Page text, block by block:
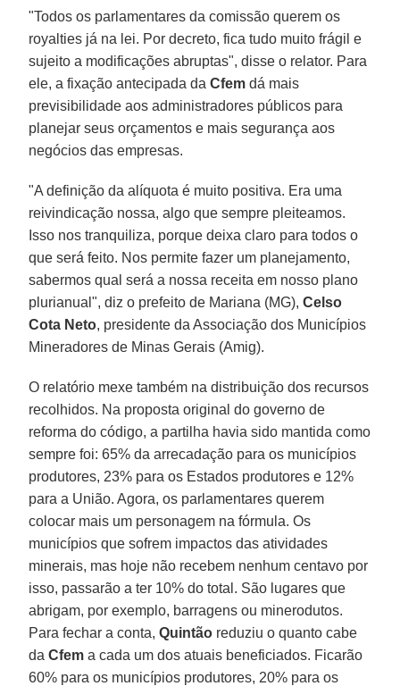
"Todos os parlamentares da comissão querem os
royalties já na lei. Por decreto, fica tudo muito frágil e
sujeito a modificações abruptas", disse o relator. Para
ele, a fixação antecipada daCfem dá mais
previsibilidade aos administradores públicos para
planejar seus orçamentos e mais segurança aos
negócios das empresas.
"A definição da alíquota é muito positiva. Era uma
reivindicação nossa, algo que sempre pleiteamos.
Isso nos tranquiliza, porque deixa claro para todos o
que será feito. Nos permite fazer um planejamento,
sabermos qual será a nossa receita em nosso plano
plurianual", diz o prefeito de Mariana (MG),Celso
Cota Neto, presidente da Associação dos Municípios
Mineradores de Minas Gerais (Amig).
O relatório mexe também na distribuição dos recursos
recolhidos. Na proposta original do governo de
reforma do código, a partilha havia sido mantida como
sempre foi: 65% da arrecadação para os municípios
produtores, 23% para os Estados produtores e 12%
para a União. Agora, os parlamentares querem
colocar mais um personagem na fórmula. Os
municípios que sofrem impactos das atividades
minerais, mas hoje não recebem nenhum centavo por
isso, passarão a ter 10% do total. São lugares que
abrigam, por exemplo, barragens ou minerodutos.
Para fechar a conta,Quintão reduziu o quanto cabe
daCfem a cada um dos atuais beneficiados. Ficarão
60% para os municípios produtores, 20% para os